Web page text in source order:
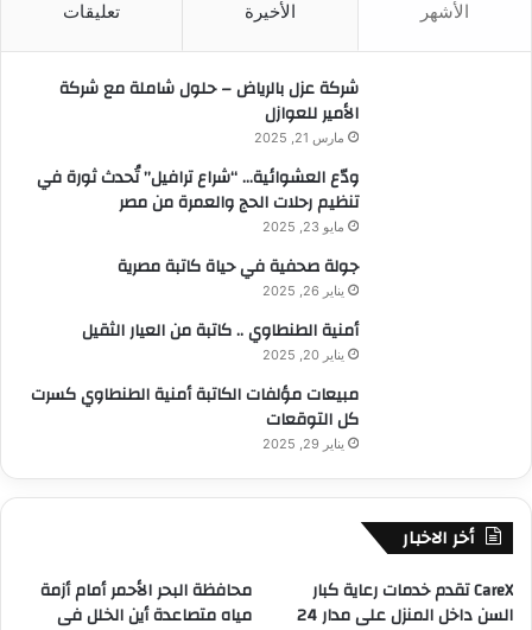
الأشهر الأخيرة تعليقات
شركة عزل بالرياض – حلول شاملة مع شركة
الأمير للعوازل
مارس 21, 2025
ودّع العشوائية… “شراع ترافيل” تُحدث ثورة في
تنظيم رحلات الحج والعمرة من مصر
مايو 23, 2025
جولة صحفية في حياة كاتبة مصرية
يناير 26, 2025
أمنية الطنطاوي .. كاتبة من العيار الثقيل
يناير 20, 2025
مبيعات مؤلفات الكاتبة أمنية الطنطاوي كسرت
كل التوقعات
يناير 29, 2025
أخر الاخبار
CareX تقدم خدمات رعاية كبار
السن داخل المنزل على مدار 24
محافظة البحر الأحمر أمام أزمة
مياه متصاعدة أين الخلل فى